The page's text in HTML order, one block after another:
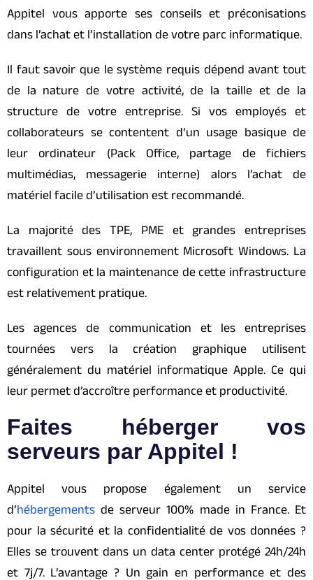
Appitel vous apporte ses conseils et préconisations
dans l’achat et l’installation de votre parc informatique.
Il faut savoir que le système requis dépend avant tout
de la nature de votre activité, de la taille et de la
structure de votre entreprise. Si vos employés et
collaborateurs se contentent d’un usage basique de
leur ordinateur (Pack Office, partage de fichiers
multimédias, messagerie interne) alors l’achat de
matériel facile d’utilisation est recommandé.
La majorité des TPE, PME et grandes entreprises
travaillent sous environnement Microsoft Windows. La
configuration et la maintenance de cette infrastructure
est relativement pratique.
Les agences de communication et les entreprises
tournées vers la création graphique utilisent
généralement du matériel informatique Apple. Ce qui
leur permet d’accroître performance et productivité.
Faites héberger vos
serveurs par Appitel !
Appitel vous propose également un service
d’hébergements de serveur 100% made in France. Et
pour la sécurité et la confidentialité de vos données ?
Elles se trouvent dans un data center protégé 24h/24h
et 7j/7. L’avantage ? Un gain en performance et des